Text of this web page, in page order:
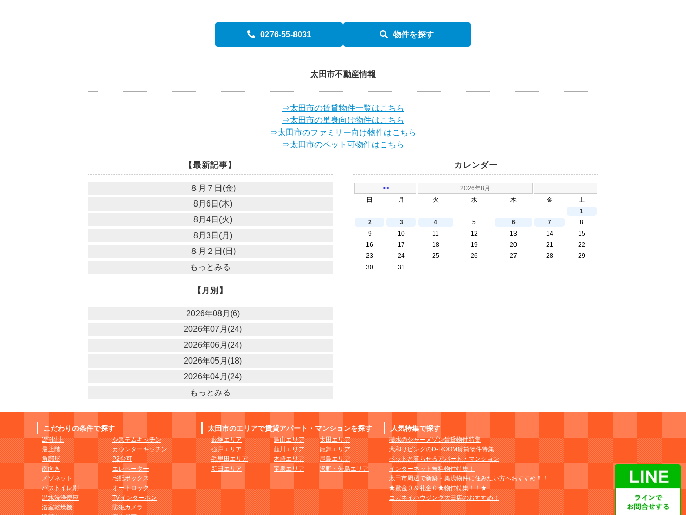
0276-55-8031 物件を探す
太田市不動産情報
⇒太田市の賃貸物件一覧はこちら
⇒太田市の単身向け物件はこちら
⇒太田市のファミリー向け物件はこちら
⇒太田市のペット可物件はこちら
【最新記事】
８月７日(金)
8月6日(木)
8月4日(火)
8月3日(月)
８月２日(日)
もっとみる
カレンダー
<<
2026年8月
日
月 火 水 木 金
土
1
2
3 4 5 6 7
8
9
10 11 12 13 14
15
16
17 18 19 20 21
22
23
24 25 26 27 28
29
30
31
【月別】
2026年08月(6)
2026年07月(24)
2026年06月(24)
2026年05月(18)
2026年04月(24)
もっとみる
こだわりの条件で探す
2階以上
最上階
角部屋
南向き
メゾネット
バストイレ別
温水洗浄便座
浴室乾燥機
システムキッチン
カウンターキッチン
P2台可
エレベーター
宅配ボックス
オートロック
TVインターホン
防犯カメラ
太田市のエリアで賃貸アパート・マンションを探す
藪塚エリア
強戸エリア
毛里田エリア
新田エリア
鳥山エリア
韮川エリア
木崎エリア
宝泉エリア
太田エリア
龍舞エリア
尾島エリア
沢野・矢島エリア
人気特集で探す
積水のシャーメゾン賃貸物件特集
大和リビングのD-ROOM賃貸物件特集
ペットと暮らせるアパート・マンション
インターネット無料物件特集！
太田市周辺で新築・築浅物件に住みたい方へおすすめ！！
★敷金０＆礼金０★物件特集！！★
コガネイハウジング太田店のおすすめ！